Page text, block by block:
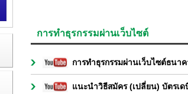
การทำธุรกรรมผ่านเว็บไซต์
การทำธุรกรรมผ่านเว็บไซต์ธนาค
แนะนำวิธีสมัคร (เปลี่ยน) บัตรเ